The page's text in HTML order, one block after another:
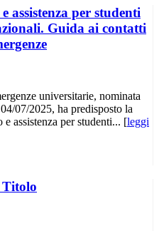
assistenza per studenti
Guida ai contatti
universitarie, nominata
07/2025, ha predisposto la
assistenza per studenti... [leggi